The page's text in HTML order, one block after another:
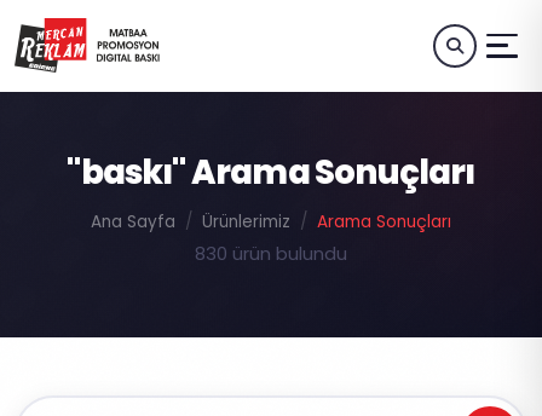
"baskı" Arama Sonuçları
Ana Sayfa Ürünlerimiz Arama Sonuçları
830 ürün bulundu